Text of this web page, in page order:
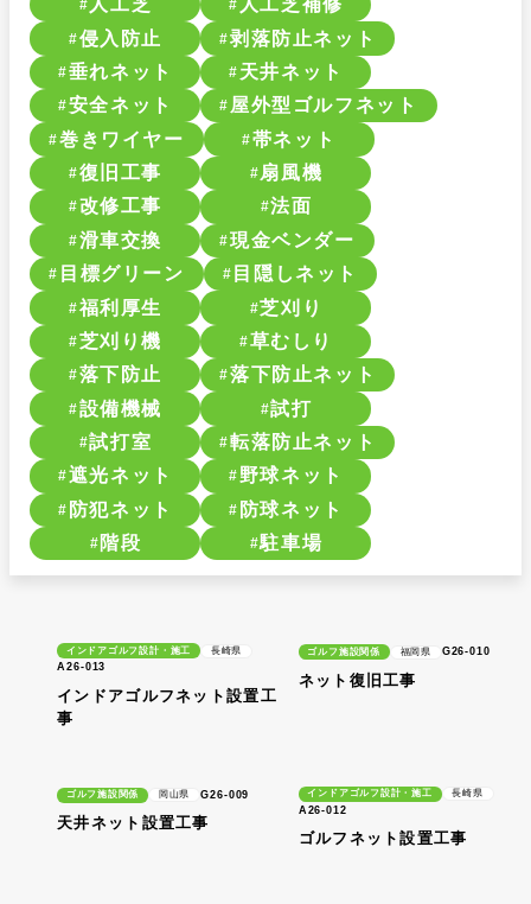
人工芝
人工芝補修
侵入防止
剥落防止ネット
垂れネット
天井ネット
安全ネット
屋外型ゴルフネット
巻きワイヤー
帯ネット
復旧工事
扇風機
改修工事
法面
滑車交換
現金ベンダー
目標グリーン
目隠しネット
福利厚生
芝刈り
芝刈り機
草むしり
落下防止
落下防止ネット
設備機械
試打
試打室
転落防止ネット
遮光ネット
野球ネット
防犯ネット
防球ネット
階段
駐車場
インドアゴルフ設計・施工 長崎県
A26-013
インドアゴルフネット設置工
事
ゴルフ施設関係 福岡県 G26-010
ネット復旧工事
ゴルフ施設関係 岡山県 G26-009
天井ネット設置工事
インドアゴルフ設計・施工 長崎県
A26-012
ゴルフネット設置工事